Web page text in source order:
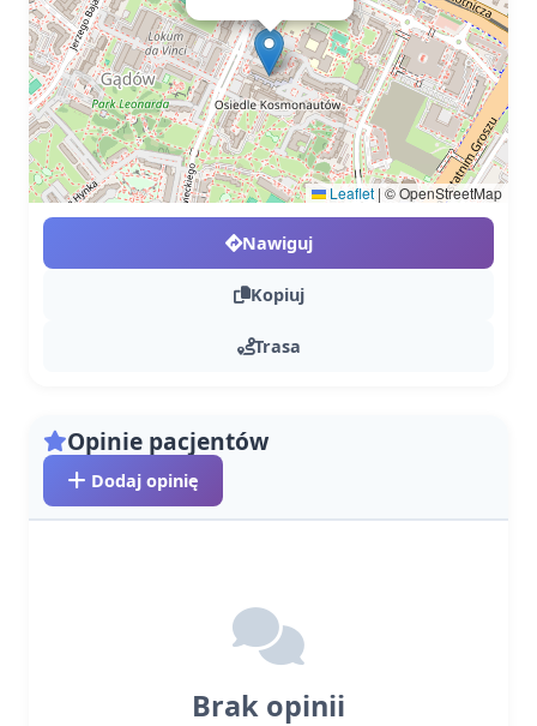
Leaflet | © OpenStreetMap
Nawiguj
Kopiuj
Trasa
Opinie pacjentów
Dodaj opinię
Brak opinii